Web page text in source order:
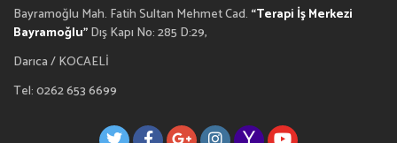
Bayramoğlu Mah. Fatih Sultan Mehmet Cad. “Terapi İş Merkezi
Bayramoğlu”Dış Kapı No: 285 D:29,
Darıca / KOCAELİ
Tel: 0262 653 6699